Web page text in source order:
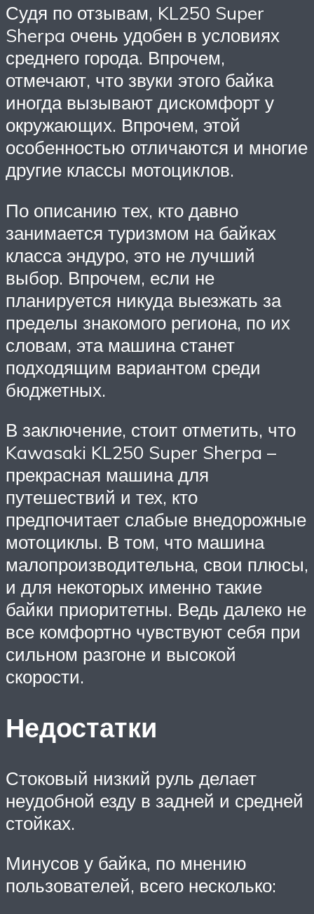
Судя по отзывам, KL250 Super
Sherpa очень удобен в условиях
среднего города. Впрочем,
отмечают, что звуки этого байка
иногда вызывают дискомфорт у
окружающих. Впрочем, этой
особенностью отличаются и многие
другие классы мотоциклов.
По описанию тех, кто давно
занимается туризмом на байках
класса эндуро, это не лучший
выбор. Впрочем, если не
планируется никуда выезжать за
пределы знакомого региона, по их
словам, эта машина станет
подходящим вариантом среди
бюджетных.
В заключение, стоит отметить, что
Kawasaki KL250 Super Sherpa –
прекрасная машина для
путешествий и тех, кто
предпочитает слабые внедорожные
мотоциклы. В том, что машина
малопроизводительна, свои плюсы,
и для некоторых именно такие
байки приоритетны. Ведь далеко не
все комфортно чувствуют себя при
сильном разгоне и высокой
скорости.
Недостатки
Стоковый низкий руль делает
неудобной езду в задней и средней
стойках.
Минусов у байка, по мнению
пользователей, всего несколько: